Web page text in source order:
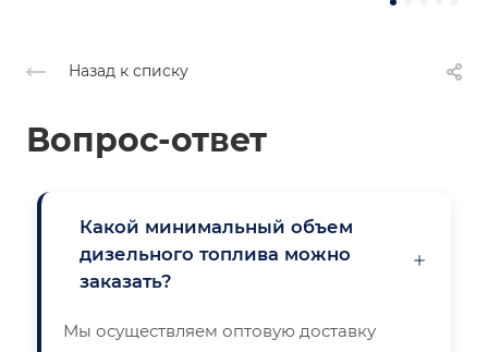
Назад к списку
Вопрос-ответ
Какой минимальный объем
дизельного топлива можно
заказать?
×
Мы осуществляем оптовую доставку